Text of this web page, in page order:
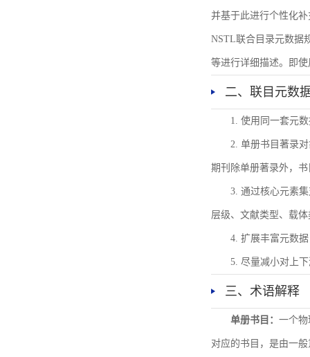
并基于此进行个性化
NSTL联合目录元数据
等进行详细描述。即
二、联目元数
1. 使用同一套元
2. 单册书目著录
期刊除单册著录外，
3. 通过核心元素
层级、文献类型、载
4. 扩展丰富元数
5. 尽量减小对上
三、术语解释
单册书目： 一个
对应的书目，是由一